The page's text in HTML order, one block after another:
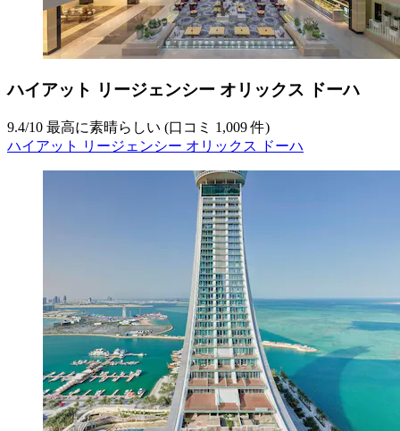
ハイアット リージェンシー オリックス ドーハ
9.4/10 最高に素晴らしい (口コミ 1,009 件)
ハイアット リージェンシー オリックス ドーハ